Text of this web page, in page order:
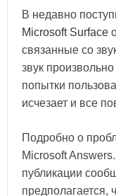
В недавно
Microsoft Surface
связанные со
звук
попытки
исчезает и все
Подробно о
Microsoft
публикации
предполагается,